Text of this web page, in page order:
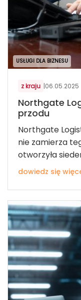
USŁUGI DLA BIZNESU
z kraju |06.05.2025
Northgate
przodu
Northgate
nie zamierza
otworzyła
dowiedz się